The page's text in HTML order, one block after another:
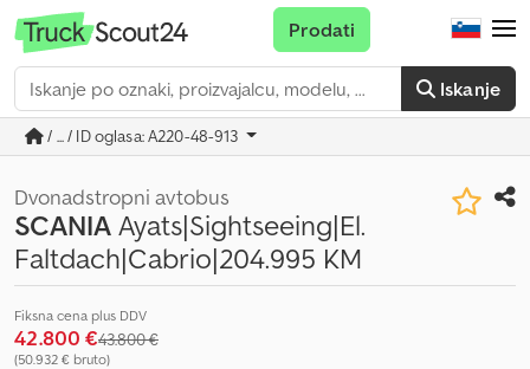
Iskanje
Prodati
/ ... / ID oglasa: A220-48-913
Dvonadstropni avtobus
SCANIAAyats|Sightseeing|El.
Faltdach|Cabrio|204.995 KM
Fiksna cena plus DDV
42.800 €43.800 €
(50.932 € bruto)